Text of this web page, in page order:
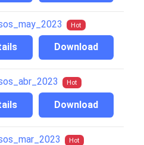
Hot
Download
Hot
Download
Hot